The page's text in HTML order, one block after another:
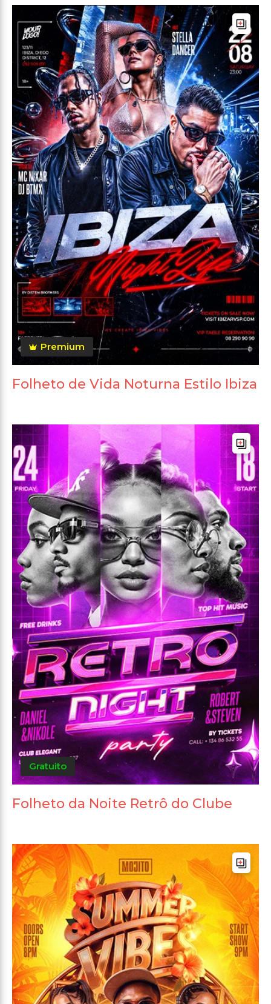
Premium
Folheto de Vida Noturna Estilo Ibiza
Gratuito
Folheto da Noite Retrô do Clube